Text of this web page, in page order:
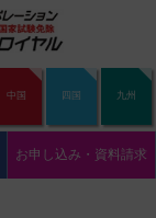
中国 四国 九州
お申し込み・資料請求